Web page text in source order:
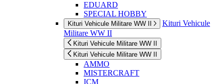
EDUARD
SPECIAL HOBBY
Kituri Vehicule Militare WW II
Kituri Vehicule
Militare WW II
Kituri Vehicule Militare WW II
Kituri Vehicule Militare WW II
AMMO
MISTERCRAFT
ICM